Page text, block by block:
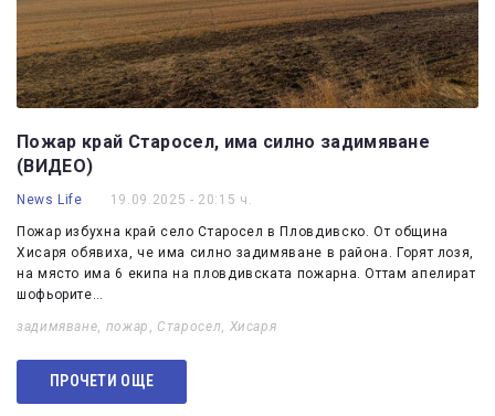
Пожар край Старосел, има силно задимяване
(ВИДЕО)
News Life 19.09.2025 - 20:15 ч.
Пожар избухна край село Старосел в Пловдивско. От община
Хисаря обявиха, че има силно задимяване в района. Горят лозя,
на място има 6 екипа на пловдивската пожарна. Оттам апелират
шофьорите…
задимяване пожар Старосел Хисаря
ПРОЧЕТИ ОЩЕ